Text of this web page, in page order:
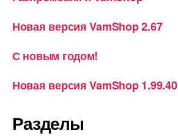
Новая версия VamShop 2.67
С новым годом!
Новая версия VamShop 1.99.40
Разделы